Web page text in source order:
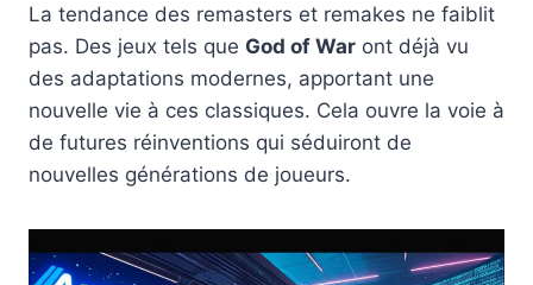
La tendance des remasters et remakes ne faiblit
pas. Des jeux tels que God of War ont déjà vu
des adaptations modernes, apportant une
nouvelle vie à ces classiques. Cela ouvre la voie à
de futures réinventions qui séduiront de
nouvelles générations de joueurs.